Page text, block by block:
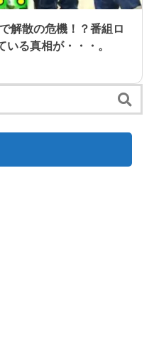
解散の危機！？番組ロ
る真相が・・・。